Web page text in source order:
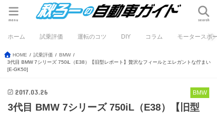
search
menu
ホーム 試乗評価 運転のコツ DIY コラム モータースポ
HOME 試乗評価
BMW
3代目 BMW 7シリーズ 750iL（E38）【旧型レポート】贅沢なフィールとエレガントな佇まい
[E-GK50]
BMW
2017.03.26
3代目 BMW 7シリーズ 750iL（E38）【旧型